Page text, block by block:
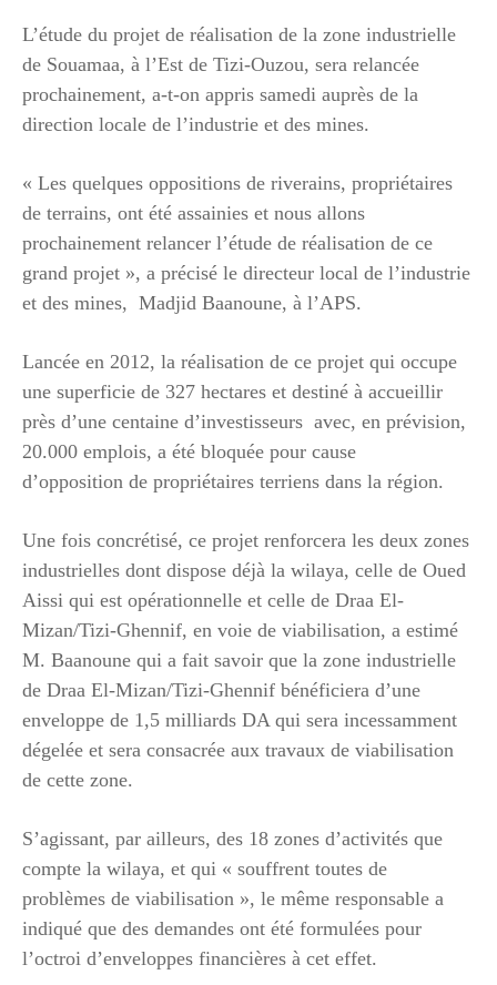
L’étude du projet de réalisation de la zone industrielle
de Souamaa, à l’Est de Tizi-Ouzou, sera relancée
prochainement, a-t-on appris samedi auprès de la
direction locale de l’industrie et des mines.
« Les quelques oppositions de riverains, propriétaires
de terrains, ont été assainies et nous allons
prochainement relancer l’étude de réalisation de ce
grand projet », a précisé le directeur local de l’industrie
et des mines, Madjid Baanoune, à l’APS.
Lancée en 2012, la réalisation de ce projet qui occupe
une superficie de 327 hectares et destiné à accueillir
près d’une centaine d’investisseurs avec, en prévision,
20.000 emplois, a été bloquée pour cause
d’opposition de propriétaires terriens dans la région.
Une fois concrétisé, ce projet renforcera les deux zones
industrielles dont dispose déjà la wilaya, celle de Oued
Aissi qui est opérationnelle et celle de Draa El-
Mizan/Tizi-Ghennif, en voie de viabilisation, a estimé
M. Baanoune qui a fait savoir que la zone industrielle
de Draa El-Mizan/Tizi-Ghennif bénéficiera d’une
enveloppe de 1,5 milliards DA qui sera incessamment
dégelée et sera consacrée aux travaux de viabilisation
de cette zone.
S’agissant, par ailleurs, des 18 zones d’activités que
compte la wilaya, et qui « souffrent toutes de
problèmes de viabilisation », le même responsable a
indiqué que des demandes ont été formulées pour
l’octroi d’enveloppes financières à cet effet.